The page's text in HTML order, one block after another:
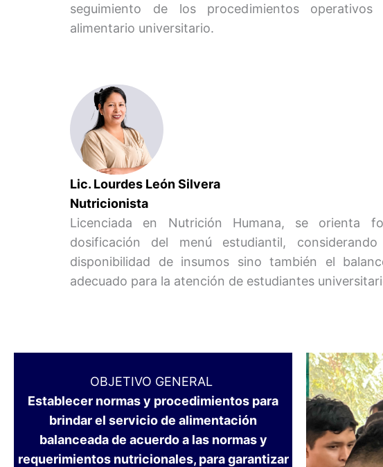
seguimiento de los procedimientos operativos
alimentario universitario.
Lic. Lourdes León Silvera
Nutricionista
Licenciada en Nutrición Humana, se orienta
dosificación del menú estudiantil,
disponibilidad de insumos sino también el
adecuado para la atención de estudiantes
OBJETIVO GENERAL
Establecer normas y procedimientos para
brindar el servicio de alimentación
balanceada de acuerdo a las normas y
requerimientos nutricionales, para garantizar